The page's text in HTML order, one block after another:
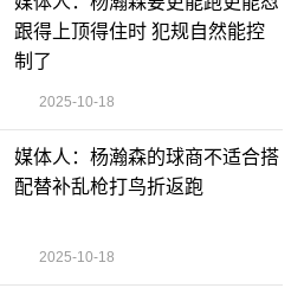
跟得上顶得住时 犯规自然能控
制了
2025-10-18
媒体人：杨瀚森的球商不适合搭
配替补乱枪打鸟折返跑
2025-10-18